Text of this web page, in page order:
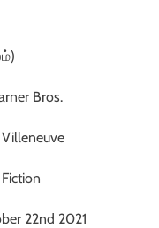
)
Bros.
22nd 2021